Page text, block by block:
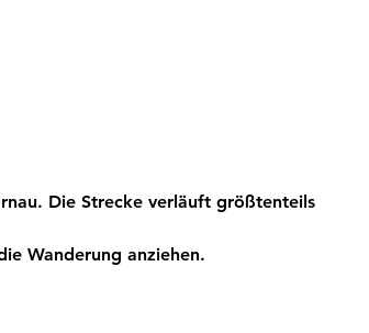
Die Strecke verläuft größtenteils
Wanderung anziehen.